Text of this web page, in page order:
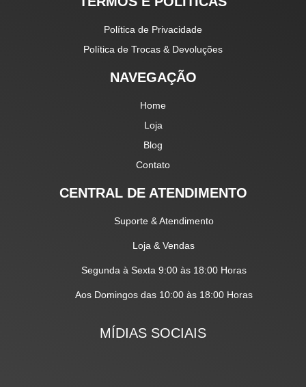
Política de Privacidade
Política de Trocas & Devoluções
NAVEGAÇÃO
Home
Loja
Blog
Contato
CENTRAL DE ATENDIMENTO
Suporte & Atendimento
Loja & Vendas
Segunda à Sexta 9:00 às 18:00 Horas
Aos Domingos das 10:00 às 18:00 Horas
MÍDIAS SOCIAIS